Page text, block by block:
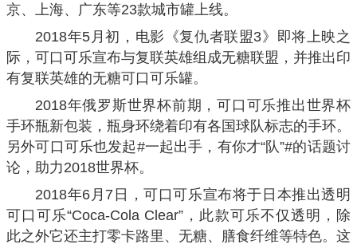
京、上海、广东等23款城市罐上线。
2018年5月初，电影《复仇者联盟3》即将上映之
际，可口可乐宣布与复联英雄组成无糖联盟，并推出印
有复联英雄的无糖可口可乐罐。
2018年俄罗斯世界杯前期，可口可乐推出世界杯
手环瓶新包装，瓶身环绕着印有各国球队标志的手环。
另外可口可乐也发起#一起出手，有你才“队”#的话题讨
论，助力2018世界杯。
2018年6月7日，可口可乐宣布将于日本推出透明
可口可乐“Coca-Cola Clear”，此款可乐不仅透明，除
此之外它还主打零卡路里、无糖、膳食纤维等特色。这